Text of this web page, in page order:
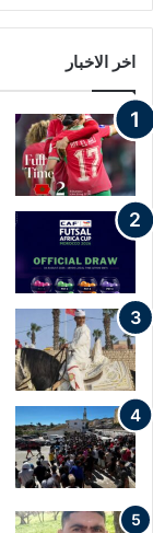
اخر الاخبار